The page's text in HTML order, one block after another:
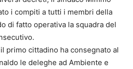
i compiti a tutti i membri della
di fatto operativa la squadra del
primo cittadino ha consegnato al
le deleghe ad Ambiente e